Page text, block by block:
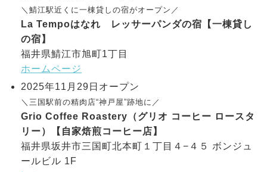
＼鯖江駅近くに一棟貸しの宿がオープン／
La Tempoはなれ レッサーパンダの宿【一棟貸し
の宿】
福井県鯖江市旭町1丁目
ホームページ
2025年11月29日オープン
＼三国駅前の精肉店“神戸屋”跡地に／
Grio Coffee Roastery（グリオ コーヒー ロースタ
リー）【自家焙煎コーヒー店】
福井県坂井市三国町北本町１丁目４−４５ ボンジュ
ールビル 1F